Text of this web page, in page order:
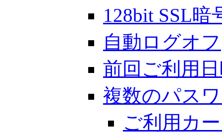
128bit SSL
自動ログオフ
前回ご利用
複数のパス
ご利用カ